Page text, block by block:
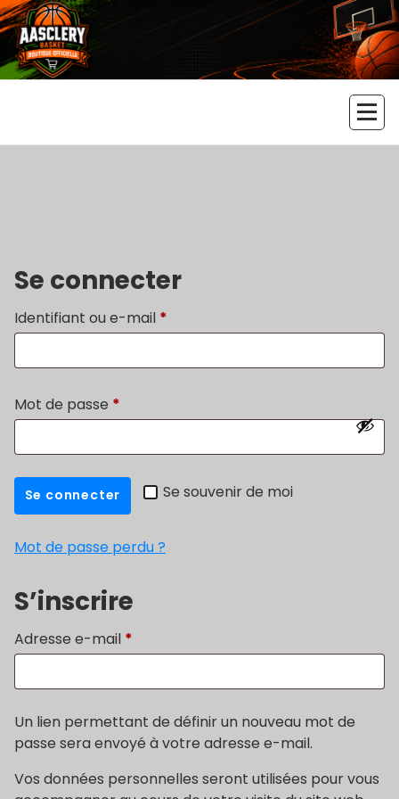
Aller
au
contenu
Boutique officielle de l'AAS
Se connecter
Identifiant ou e-mail *
Mot de passe *
Se souvenir de moi
Se connecter
Mot de passe perdu ?
S’inscrire
Adresse e-mail *
Un lien permettant de définir un nouveau mot de
passe sera envoyé à votre adresse e-mail.
Vos données personnelles seront utilisées pour vous